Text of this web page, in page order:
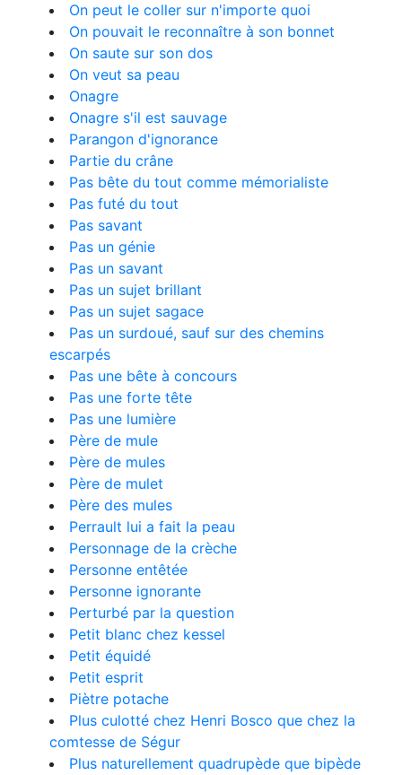
On peut le coller sur n'importe quoi
On pouvait le reconnaître à son bonnet
On saute sur son dos
On veut sa peau
Onagre
Onagre s'il est sauvage
Parangon d'ignorance
Partie du crâne
Pas bête du tout comme mémorialiste
Pas futé du tout
Pas savant
Pas un génie
Pas un savant
Pas un sujet brillant
Pas un sujet sagace
Pas un surdoué, sauf sur des chemins
escarpés
Pas une bête à concours
Pas une forte tête
Pas une lumière
Père de mule
Père de mules
Père de mulet
Père des mules
Perrault lui a fait la peau
Personnage de la crèche
Personne entêtée
Personne ignorante
Perturbé par la question
Petit blanc chez kessel
Petit équidé
Petit esprit
Piètre potache
Plus culotté chez Henri Bosco que chez la
comtesse de Ségur
Plus naturellement quadrupède que bipède